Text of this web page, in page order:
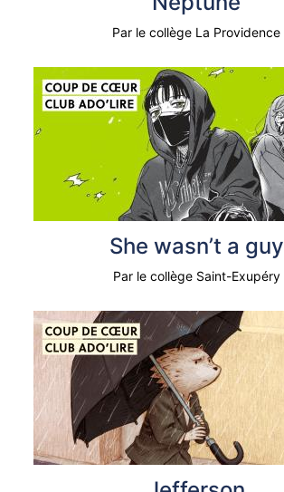
Par le collège La Providence
She wasn’t a guy
Par le collège Saint-Exupéry